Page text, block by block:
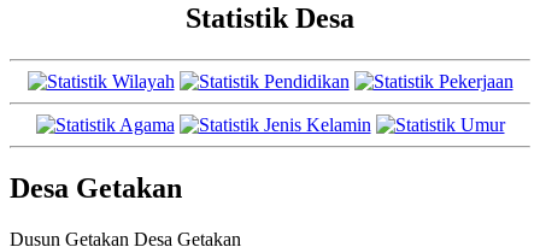
Statistik Desa
Desa Getakan
Dusun Getakan Desa Getakan